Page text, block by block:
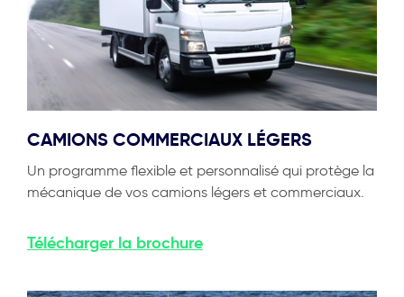
CAMIONS COMMERCIAUX LÉGERS
Un programme flexible et personnalisé qui protège la
mécanique de vos camions légers et commerciaux.
Télécharger la brochure